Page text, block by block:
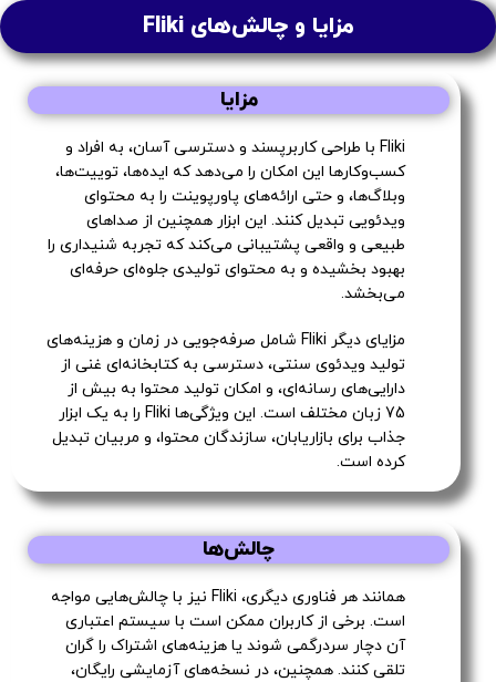
مزایا و چالش‌های Fliki
مزایا
Fliki با طراحی کاربرپسند و دسترسی آسان، به افراد و
کسب‌وکارها این امکان را می‌دهد که ایده‌ها، توییت‌ها،
وبلاگ‌ها، و حتی ارائه‌های پاورپوینت را به محتوای
ویدئویی تبدیل کنند. این ابزار همچنین از صداهای
طبیعی و واقعی پشتیبانی می‌کند که تجربه شنیداری را
بهبود بخشیده و به محتوای تولیدی جلوه‌ای حرفه‌ای
می‌بخشد.
مزایای دیگر Fliki شامل صرفه‌جویی در زمان و هزینه‌های
تولید ویدئوی سنتی، دسترسی به کتابخانه‌ای غنی از
دارایی‌های رسانه‌ای، و امکان تولید محتوا به بیش از
75 زبان مختلف است. این ویژگی‌ها Fliki را به یک ابزار
جذاب برای بازاریابان، سازندگان محتوا، و مربیان تبدیل
کرده است.
چالش‌ها
همانند هر فناوری دیگری، Fliki نیز با چالش‌هایی مواجه
است. برخی از کاربران ممکن است با سیستم اعتباری
آن دچار سردرگمی شوند یا هزینه‌های اشتراک را گران
تلقی کنند. همچنین، در نسخه‌های آزمایشی رایگان،